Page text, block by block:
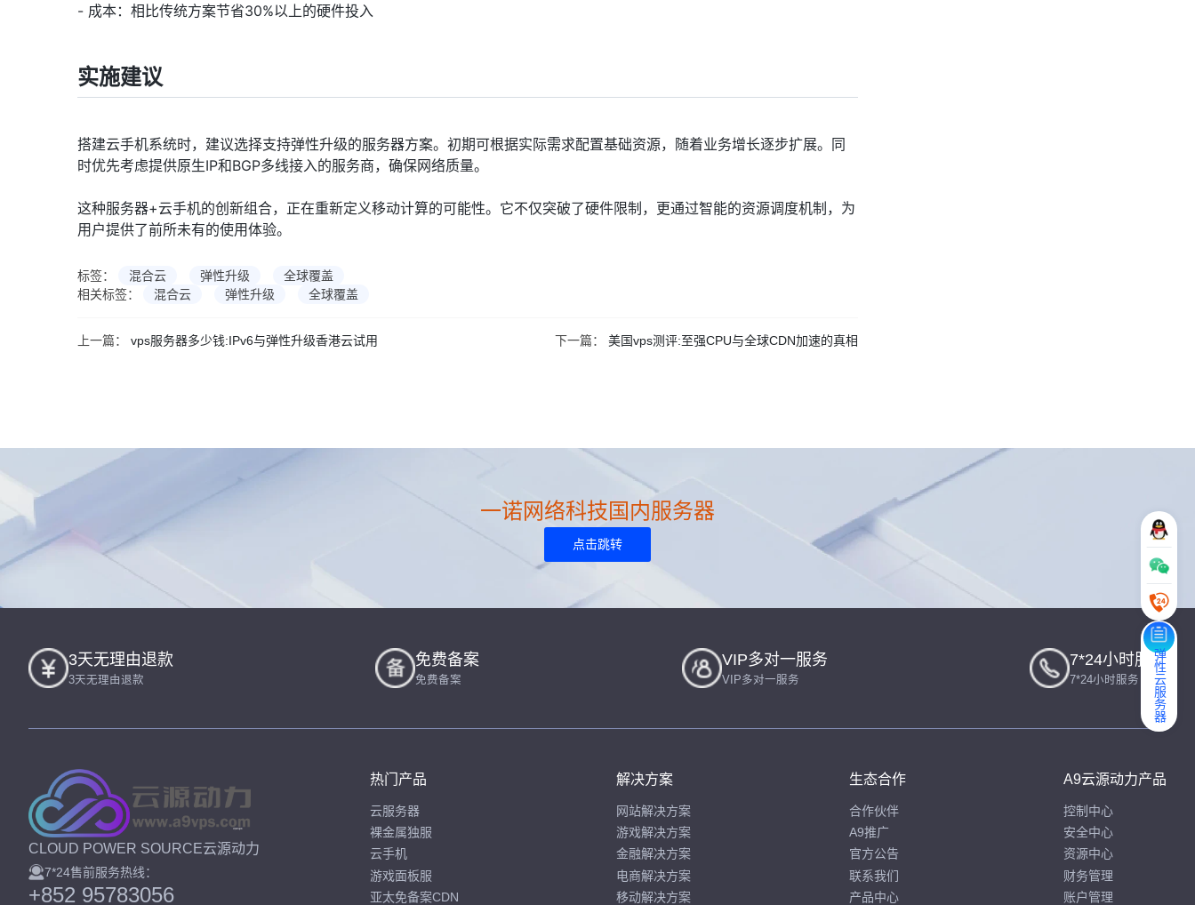
- 成本：相比传统方案节省30%以上的硬件投入
实施建议
搭建云手机系统时，建议选择支持弹性升级的服务器方案。初期可根据实际需求配置基础资源，随着业务增长逐步扩展。同
时优先考虑提供原生IP和BGP多线接入的服务商，确保网络质量。
这种服务器+云手机的创新组合，正在重新定义移动计算的可能性。它不仅突破了硬件限制，更通过智能的资源调度机制，为
用户提供了前所未有的使用体验。
标签： 混合云 弹性升级
全球覆盖
相关标签：
混合云 弹性升级 全球覆盖
上一篇： vps服务器多少钱:IPv6与弹性升级香港云试用 下一篇： 美国vps测评:至强CPU与全球CDN加速的真相
弹性云服务器
一诺网络科技国内服务器
点击跳转
3天无理由退款
3天无理由退款
免费备案
免费备案
VIP多对一服务
VIP多对一服务
7*24小时服务
7*24小时服务
CLOUD POWER SOURCE云源动力
7*24售前服务热线：
+852 95783056
热门产品
云服务器
裸金属独服
云手机
游戏面板服
亚太免备案CDN
解决方案
网站解决方案
游戏解决方案
金融解决方案
电商解决方案
移动解决方案
生态合作
合作伙伴
A9推广
官方公告
联系我们
产品中心
A9云源动力产品
控制中心
安全中心
资源中心
财务管理
账户管理